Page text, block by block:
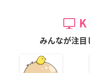
みんなが注目